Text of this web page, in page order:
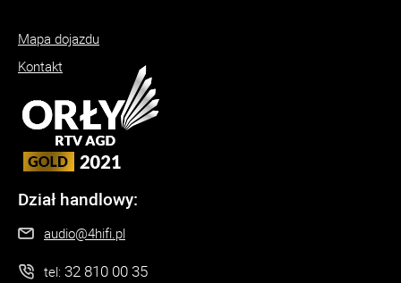
Mapa dojazdu
Kontakt
Dział handlowy:
audio@4hifi.pl
tel: 32 810 00 35